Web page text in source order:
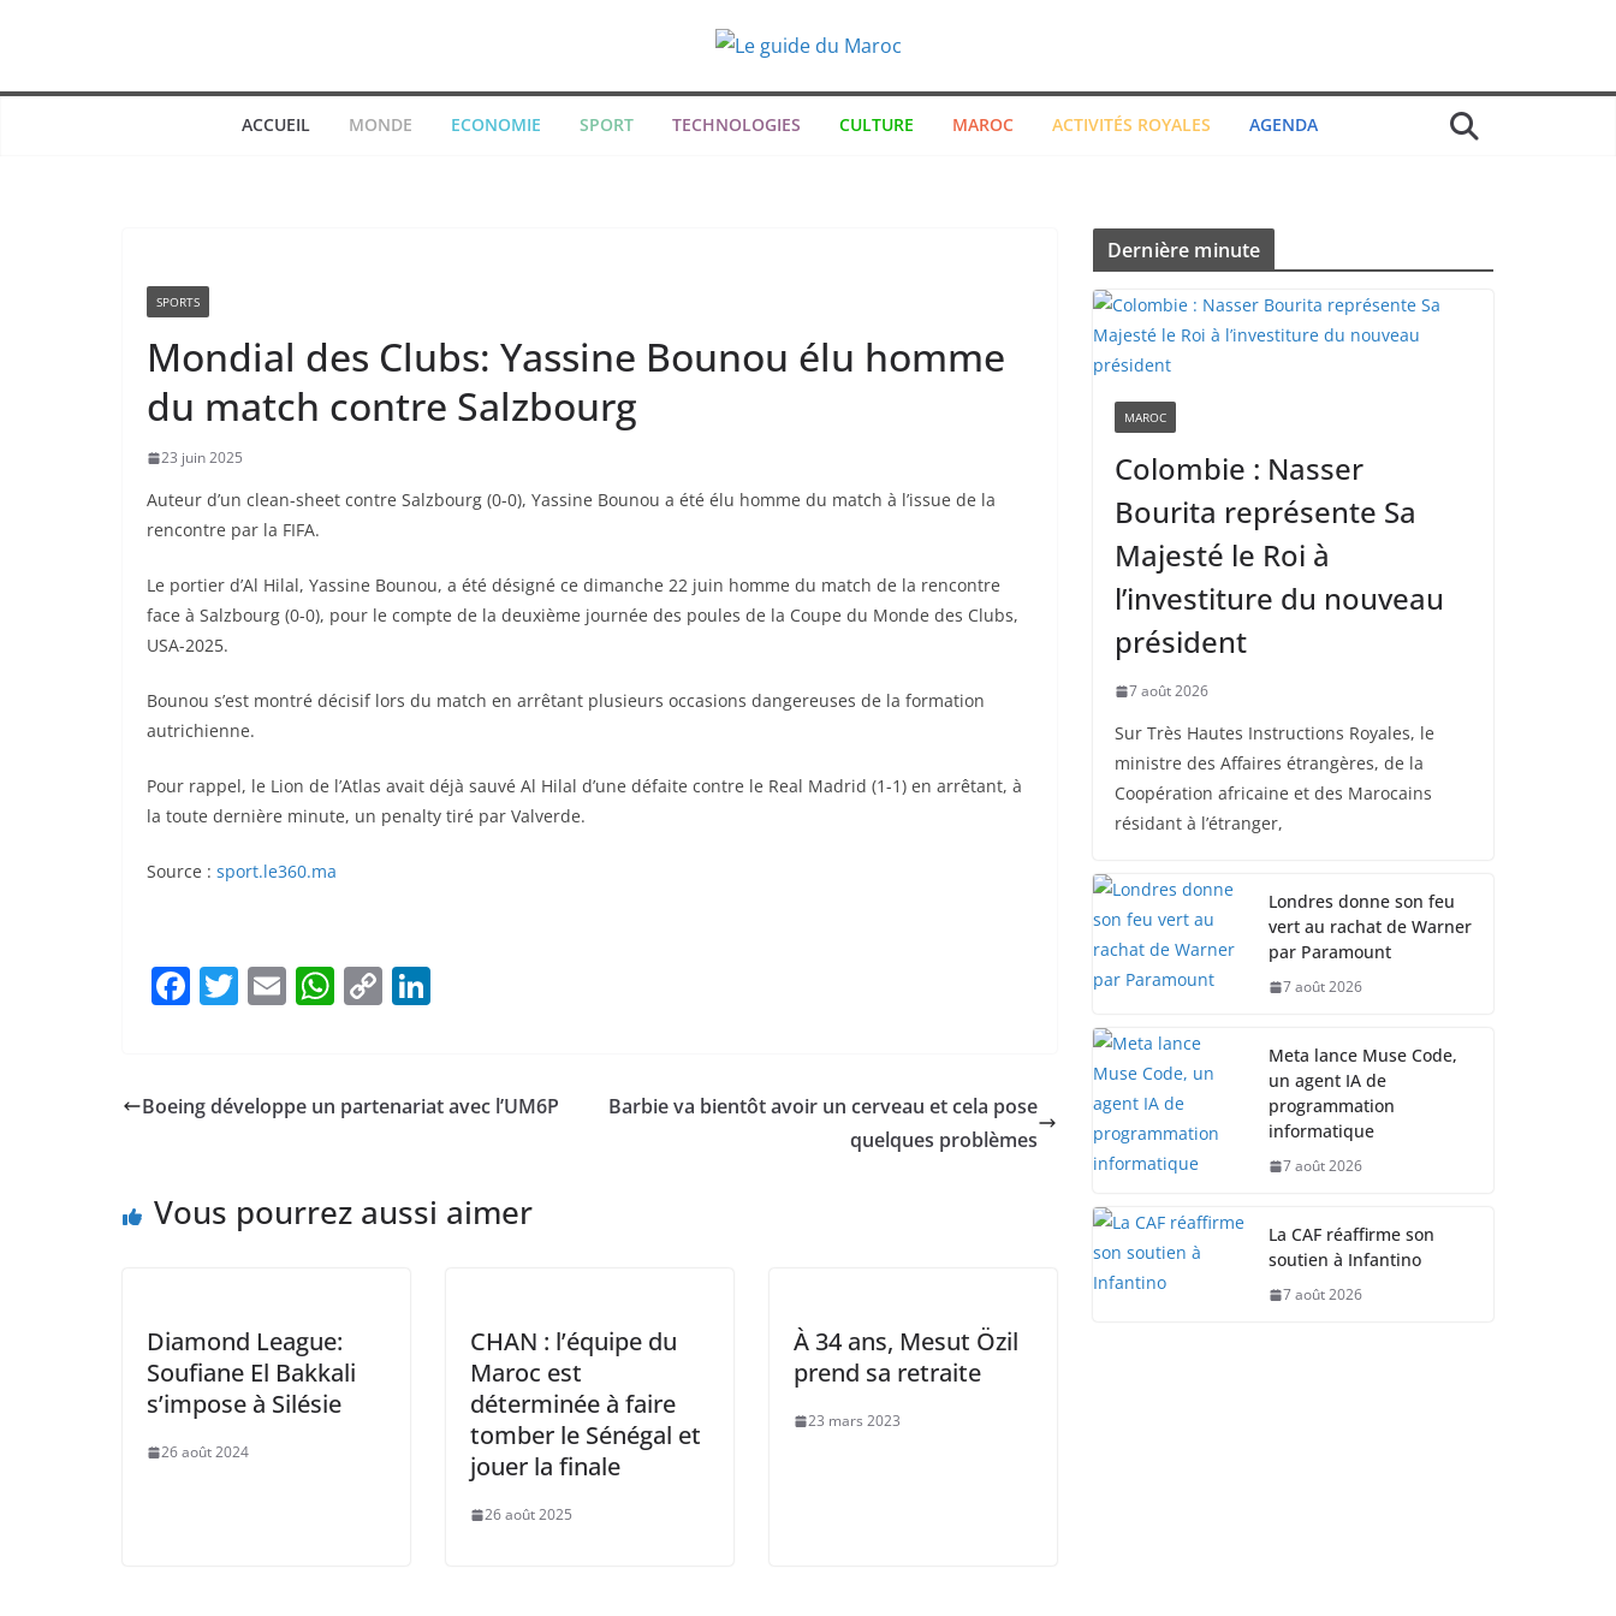
ACCUEIL MONDE ECONOMIE SPORT TECHNOLOGIES CULTURE MAROC ACTIVITÉS ROYALES AGENDA
SPORTS
Mondial des Clubs: Yassine Bounou élu homme
du match contre Salzbourg
23 juin 2025
Auteur d’un clean-sheet contre Salzbourg (0-0), Yassine Bounou a été élu homme du match à l’issue de la
rencontre par la FIFA.
Le portier d’Al Hilal, Yassine Bounou, a été désigné ce dimanche 22 juin homme du match de la rencontre
face à Salzbourg (0-0), pour le compte de la deuxième journée des poules de la Coupe du Monde des Clubs,
USA-2025.
Bounou s’est montré décisif lors du match en arrêtant plusieurs occasions dangereuses de la formation
autrichienne.
Pour rappel, le Lion de l’Atlas avait déjà sauvé Al Hilal d’une défaite contre le Real Madrid (1-1) en arrêtant, à
la toute dernière minute, un penalty tiré par Valverde.
Source : sport.le360.ma
F
e
o
T
er
E
l
W
s
p
C
y
k
e
Boeing développe un partenariat avec l’UM6P
Barbie va bientôt avoir un cerveau et cela pose
quelques problèmes
Vous pourrez aussi aimer
Diamond League:
Soufiane El Bakkali
s’impose à Silésie
26 août 2024
CHAN : l’équipe du
Maroc est
déterminée à faire
tomber le Sénégal et
jouer la finale
26 août 2025
À 34 ans, Mesut Özil
prend sa retraite
23 mars 2023
Dernière minute
MAROC
Colombie : Nasser
Bourita représente Sa
Majesté le Roi à
l’investiture du nouveau
président
7 août 2026
Sur Très Hautes Instructions Royales, le
ministre des Affaires étrangères, de la
Coopération africaine et des Marocains
résidant à l’étranger,
Londres donne son feu
vert au rachat de Warner
par Paramount
7 août 2026
Meta lance Muse Code,
un agent IA de
programmation
informatique
7 août 2026
La CAF réaffirme son
soutien à Infantino
7 août 2026